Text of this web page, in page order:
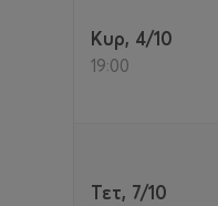
Κυρ, 4/10
19:00
Τετ, 7/10